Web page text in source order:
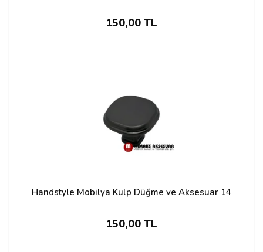
150,00 TL
Handstyle Mobilya Kulp Düğme ve Aksesuar 14
150,00 TL